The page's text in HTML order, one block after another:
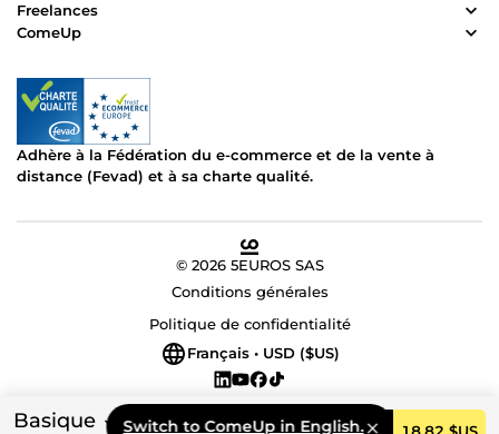
Basique Switch to ComeUp in English.
Freelances
ComeUp
Adhère à la Fédération du e-commerce et de la vente à
distance (Fevad) et à sa charte qualité.
© 2026 5EUROS SAS
Conditions générales
Politique de confidentialité
Français • USD ($US)